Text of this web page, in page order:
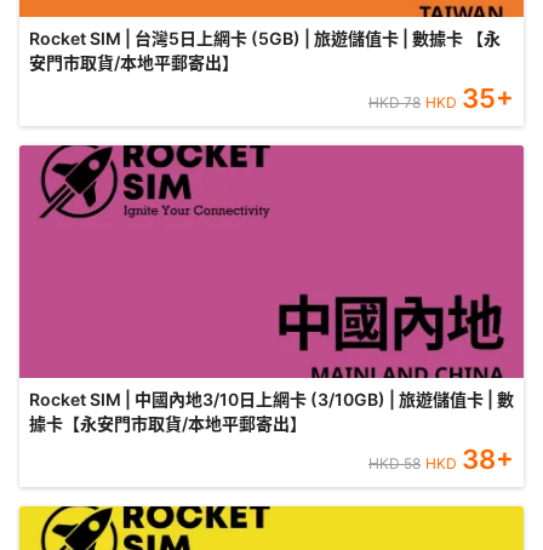
Rocket SIM | 台灣5日上網卡 (5GB) | 旅遊儲值卡 | 數據卡 【永
安門市取貨/本地平郵寄出】
HKD78 HKD 35+
Rocket SIM | 中國內地3/10日上網卡 (3/10GB) | 旅遊儲值卡 | 數
據卡【永安門市取貨/本地平郵寄出】
HKD58 HKD 38+